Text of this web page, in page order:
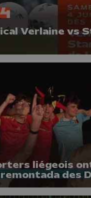
Verlaine vs
liégeois
des